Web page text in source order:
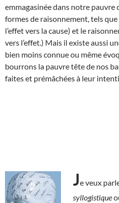
emmagasinée dans notre pauvre
formes de raisonnement, tels
l’effet vers la cause) et le
vers l’effet.) Mais il existe aussi
bien moins connue ou même
bourrons la pauvre tête de nos
faites et prémâchées à leur
Je veux
syllogistique